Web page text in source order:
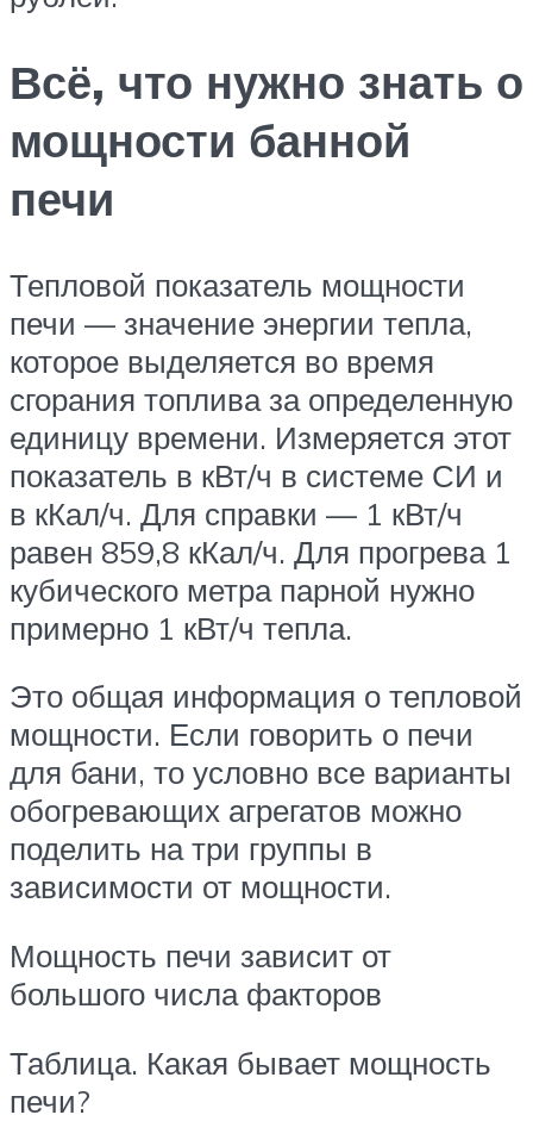
Всё, что нужно знать о
мощности банной
печи
Тепловой показатель мощности
печи — значение энергии тепла,
которое выделяется во время
сгорания топлива за определенную
единицу времени. Измеряется этот
показатель в кВт/ч в системе СИ и
в кКал/ч. Для справки — 1 кВт/ч
равен 859,8 кКал/ч. Для прогрева 1
кубического метра парной нужно
примерно 1 кВт/ч тепла.
Это общая информация о тепловой
мощности. Если говорить о печи
для бани, то условно все варианты
обогревающих агрегатов можно
поделить на три группы в
зависимости от мощности.
Мощность печи зависит от
большого числа факторов
Таблица. Какая бывает мощность
печи?